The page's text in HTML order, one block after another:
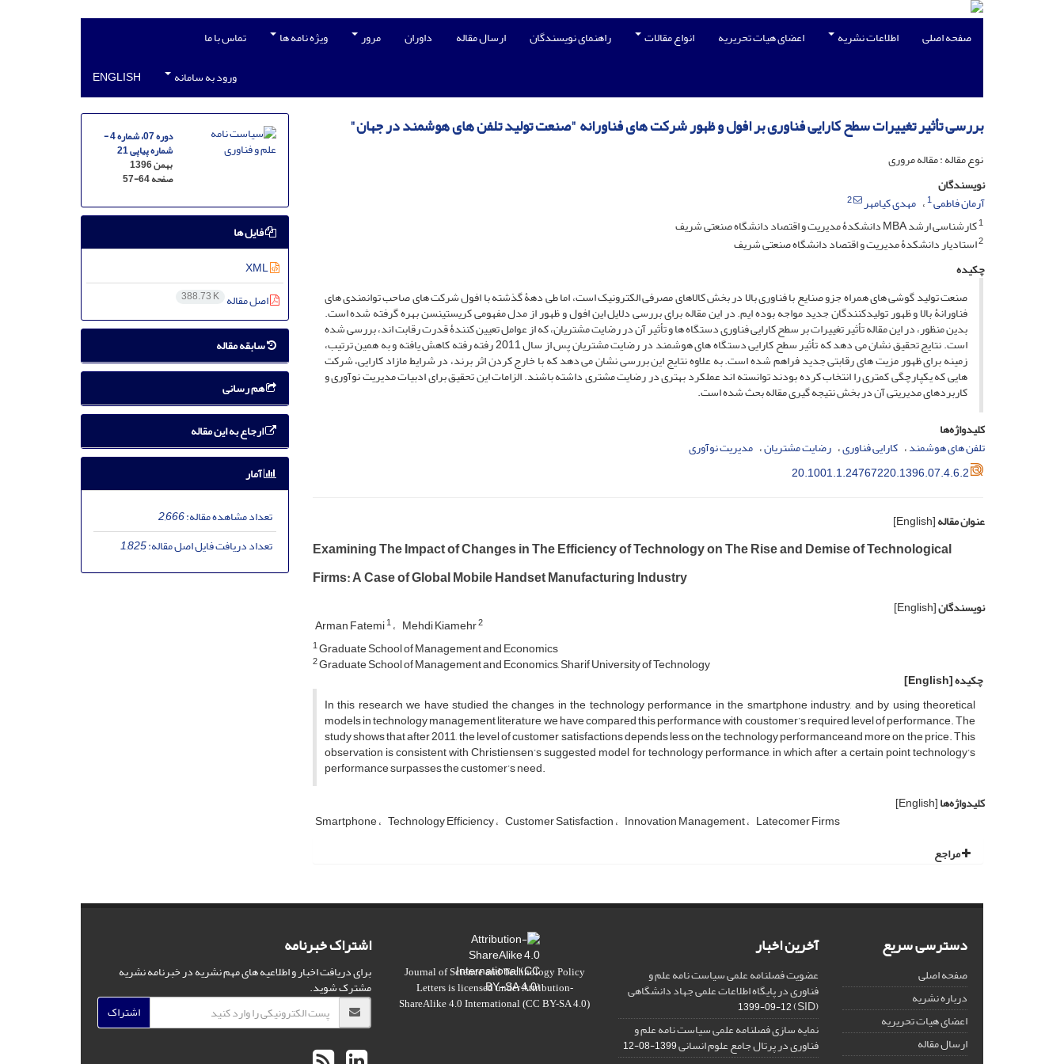
صفحه اصلی اطلاعات نشریه اعضای هیات تحریریه انواع مقالات راهنمای نویسندگان ارسال مقاله داوران مرور ویژه نامه ها
تماس با ما
ورود به سامانه
ENGLISH
بررسی تأثیر تغییرات سطح کارایی فناوری بر افول و ظهور شرکت های فناورانه "صنعت تولید تلفن های هوشمند در جهان"
نوع مقاله : مقاله مروری
نویسندگان
آرمان فاطمی1 مهدی کیامهر
2
1کارشناسی ارشد MBA دانشکدۀ مدیریت و اقتصاد دانشگاه صنعتی شریف
2استادیار دانشکدۀ مدیریت و اقتصاد دانشگاه صنعتی شریف
چکیده
صنعت تولید گوشی های همراه جزو صنایع با فناوری بالا در بخش کالاهای مصرفی الکترونیک است، اما طی دهۀ گذشته با افول شرکت های صاحب توانمندی های
فناورانۀ بالا و ظهور تولیدکنندگان جدید مواجه بوده ایم. در این مقاله برای بررسی دلایل این افول و ظهور از مدل مفهومی کریستینسن بهره گرفته شده است.
بدین منظور، در این مقاله تأثیر تغییرات بر سطح کارایی فناوری دستگاه ها و تأثیر آن در رضایت مشتریان، که از عوامل تعیین کنندۀ قدرت رقابت اند، بررسی شده
است. نتایج تحقیق نشان می دهد که تأثیر سطح کارایی دستگاه های هوشمند در رضایت مشتریان پس از سال 2011 رفته رفته کاهش یافته و به همین ترتیب،
زمینه برای ظهور مزیت های رقابتی جدید فراهم شده است. به علاوه نتایج این بررسی نشان می دهد که با خارج کردن اثر برند، در شرایط مازاد کارایی، شرکت
هایی که یکپارچگی کمتری را انتخاب کرده بودند توانسته اند عملکرد بهتری در رضایت مشتری داشته باشند. الزامات این تحقیق برای ادبیات مدیریت نوآوری و
کاربردهای مدیریتی آن در بخش نتیجه گیری مقاله بحث شده است.
کلیدواژه‌ها
تلفن های هوشمند کارایی فناوری رضایت مشتریان مدیریت نوآوری
20.1001.1.24767220.1396.07.4.6.2
عنوان مقاله[English]
Examining The Impact of Changes in The Efficiency of Technology on The Rise and Demise of Technological
Firms: A Case of Global Mobile Handset Manufacturing Industry
نویسندگان[English]
Arman Fatemi1 Mehdi Kiamehr2
1Graduate School of Management and Economics
2Graduate School of Management and Economics, Sharif University of Technology
چکیده[English]
In this research we have studied the changes in the technology performance in the smartphone industry, and by using theoretical
models in technology management literature, we have compared this performance with coustomer’s required level of performance. The
study shows that after 2011, the level of customer satisfactions depends less on the technology performanceand more on the price. This
observation is consistent with Christiensen’s suggested model for technology performance, in which after a certain point technology’s
performance surpasses the customer’s need.
کلیدواژه‌ها[English]
Smartphone Technology Efficiency Customer Satisfaction Innovation Management Latecomer Firms
مراجع
دوره 07، شماره 4 -
شماره پیاپی 21
بهمن 1396
صفحه57-64
فایل ها
XML
اصل مقاله 388.73 K
سابقه مقاله
هم رسانی
ارجاع به این مقاله
آمار
تعداد مشاهده مقاله:2,666
تعداد دریافت فایل اصل مقاله:1,825
دسترسی سریع
صفحه اصلی
درباره نشریه
اعضای هیات تحریریه
ارسال مقاله
آخرین اخبار
عضویت فصلنامه علمی سیاست نامه علم و
فناوری در پایگاه اطلاعات علمی جهاد دانشگاهی
(SID)
1399-09-12
نمایه سازی فصلنامه علمی سیاست نامه علم و
فناوری در پرتال جامع علوم انسانی1399-08-12
Journal of Science and Technology Policy
Lettersis licensed underAttribution-
ShareAlike 4.0 International (CC BY-SA 4.0)
اشتراک خبرنامه
برای دریافت اخبار و اطلاعیه های مهم نشریه در خبرنامه نشریه
مشترک شوید.
اشتراک